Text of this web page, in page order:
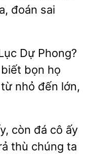
đoán sai
Dự Phong?
bọn họ
nhỏ đến lớn,
còn đá
ấy
thù chúng ta